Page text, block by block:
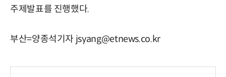
주제발표를 진행했다.
부산=양종석기자 jsyang@etnews.co.kr